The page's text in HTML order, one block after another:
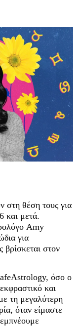
στη θέση τους για
και μετά.
Amy
για
βρίσκεται στον
όσο ο
και
τη μεγαλύτερη
όταν είμαστε